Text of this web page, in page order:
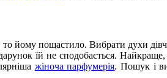
йому пощастило. Вибрати духи
їй не сподобається.
жіноча парфумерія. Пошук і